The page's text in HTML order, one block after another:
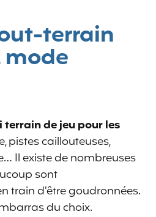
terrain
mode
terrain de jeu pour les
pistes caillouteuses,
Il existe de nombreuses
sont
train d’être goudronnées.
du choix.